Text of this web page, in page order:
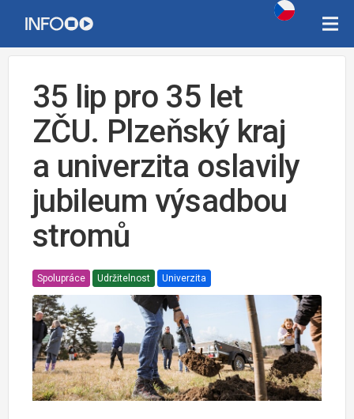
35 lip pro 35 let
ZČU. Plzeňský kraj
a univerzita oslavily
jubileum výsadbou
stromů
Spolupráce Udržitelnost Univerzita